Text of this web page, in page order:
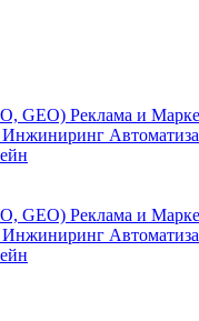
GEO) Реклама и
Инжиниринг
GEO) Реклама и
Инжиниринг